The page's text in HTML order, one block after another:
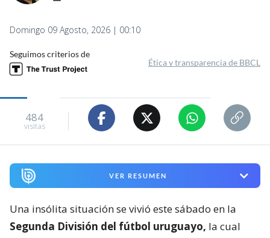
Domingo 09 Agosto, 2026 | 00:10
Seguimos criterios de
Ética y transparencia de BBCL
484
visitas
VER RESUMEN
Una insólita situación se vivió este sábado en la
Segunda División del fútbol uruguayo, la cual